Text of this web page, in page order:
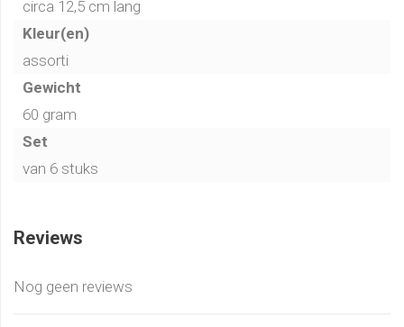
circa 12,5 cm lang
Kleur(en)
assorti
Gewicht
60 gram
Set
van 6 stuks
Reviews
Nog geen reviews